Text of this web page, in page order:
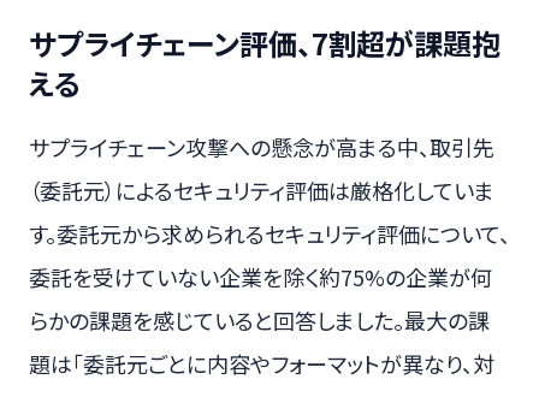
サプライチェーン評価、7割超が課題抱
える
サプライチェーン攻撃への懸念が高まる中、取引先
（委託元）によるセキュリティ評価は厳格化していま
す。委託元から求められるセキュリティ評価について、
委託を受けていない企業を除く約75%の企業が何
らかの課題を感じていると回答しました。最大の課
題は「委託元ごとに内容やフォーマットが異なり、対